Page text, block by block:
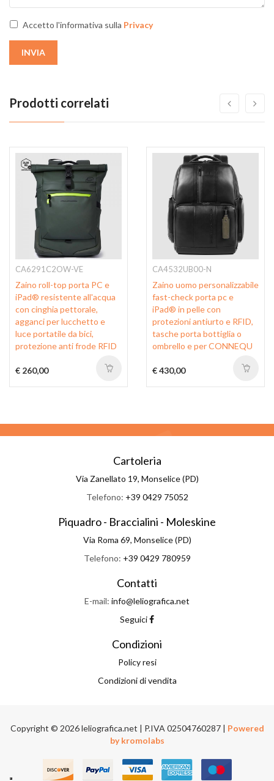
Accetto l'informativa sulla Privacy
INVIA
Prodotti correlati
CA6291C2OW-VE
Zaino roll-top porta PC e
iPad® resistente all'acqua
con cinghia pettorale,
agganci per lucchetto e
luce portatile da bici,
protezione anti frode RFID
€ 260,00
CA4532UB00-N
Zaino uomo personalizzabile
fast-check porta pc e
iPad® in pelle con
protezioni antiurto e RFID,
tasche porta bottiglia o
ombrello e per CONNEQU
€ 430,00
Cartoleria
Via Zanellato 19, Monselice (PD)
Telefono: +39 0429 75052
Piquadro - Braccialini - Moleskine
Via Roma 69, Monselice (PD)
Telefono: +39 0429 780959
Contatti
E-mail: info@leliografica.net
Seguici
Condizioni
Policy resi
Condizioni di vendita
Copyright © 2026 leliografica.net | P.IVA 02504760287 | Powered
by kromolabs